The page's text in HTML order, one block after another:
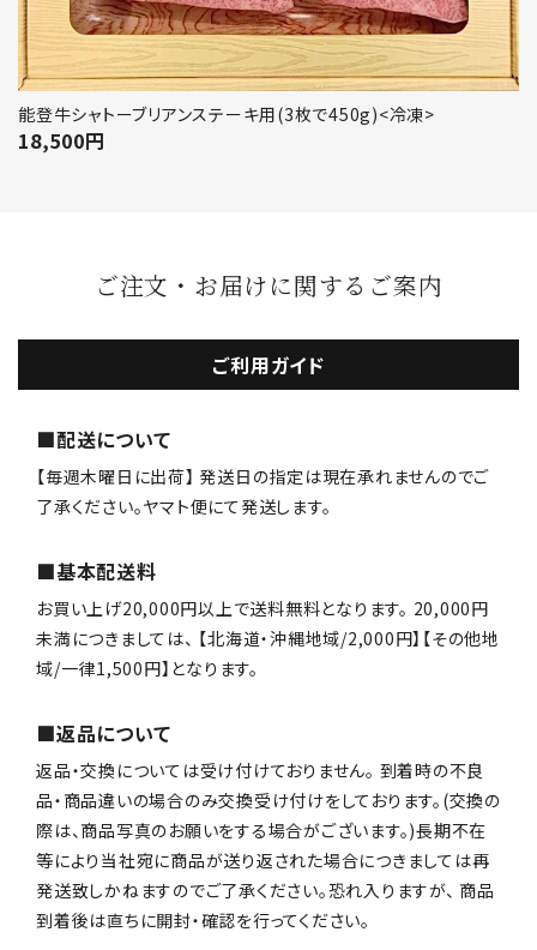
能登牛シャトーブリアンステーキ用(3枚で450g)<冷凍>
18,500円
ご注文・お届けに関するご案内
ご利用ガイド
■配送について
【毎週木曜日に出荷】 発送日の指定は現在承れませんのでご
了承ください。ヤマト便にて発送します。
■基本配送料
お買い上げ20,000円以上で送料無料となります。 20,000円
未満につきましては、 【北海道・沖縄地域/2,000円】【その他地
域/一律1,500円】となります。
■返品について
返品・交換については受け付けておりません。 到着時の不良
品・商品違いの場合のみ交換受け付けをしております。(交換の
際は、商品写真のお願いをする場合がございます。)長期不在
等により当社宛に商品が送り返された場合につきましては再
発送致しかねますのでご了承ください。恐れ入りますが、 商品
到着後は直ちに開封・確認を行ってください。